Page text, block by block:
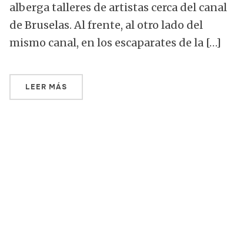
alberga talleres de artistas cerca del canal
de Bruselas. Al frente, al otro lado del
mismo canal, en los escaparates de la […]
LEER MÁS